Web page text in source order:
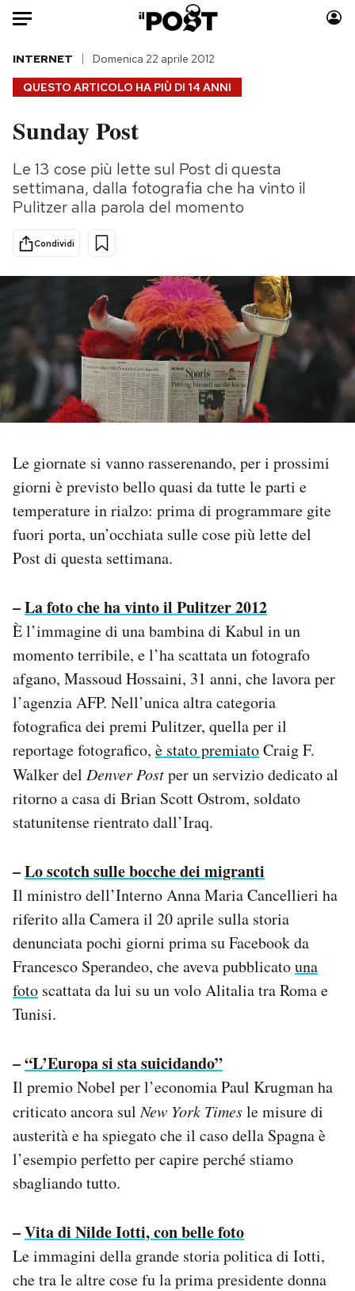
Auto
HOME
Italia
Politica
Tecnologia
Scienza
Consumismi
Storie/Idee
Altrecose
Mondiali calcio 2026
PODCAST
I MIEI PREFERITI
SHOP
AREA PERSONALE
Area Personale
Newsletter
Notifiche mobile
Regala il Post
Esci
QUESTO ARTICOLO HA PIÙ DI 14 ANNI
INTERNET Domenica 22 aprile 2012
Sunday Post
Le 13 cose più lette sul Post di questa
settimana, dalla fotografia che ha vinto il
Pulitzer alla parola del momento
Condividi
Le giornate si vanno rasserenando, per i prossimi
giorni è previsto bello quasi da tutte le parti e
temperature in rialzo: prima di programmare gite
fuori porta, un’occhiata sulle cose più lette del
Post di questa settimana.
–La foto che ha vinto il Pulitzer 2012
È l’immagine di una bambina di Kabul in un
momento terribile, e l’ha scattata un fotografo
afgano, Massoud Hossaini, 31 anni, che lavora per
l’agenzia AFP. Nell’unica altra categoria
fotografica dei premi Pulitzer, quella per il
reportage fotografico, è stato premiatoCraig F.
Walker del Denver Postper un servizio dedicato al
ritorno a casa di Brian Scott Ostrom, soldato
statunitense rientrato dall’Iraq.
–Lo scotch sulle bocche dei migranti
Il ministro dell’Interno Anna Maria Cancellieri ha
riferito alla Camera il 20 aprile sulla storia
denunciata pochi giorni prima su Facebook da
Francesco Sperandeo, che aveva pubblicatouna
foto scattata da lui su un volo Alitalia tra Roma e
Tunisi.
–“L’Europa si sta suicidando”
Il premio Nobel per l’economia Paul Krugman ha
criticato ancora sulNew York Timesle misure di
austerità e ha spiegato che il caso della Spagna è
l’esempio perfetto per capire perché stiamo
sbagliando tutto.
–Vita di Nilde Iotti, con belle foto
Le immagini della grande storia politica di Iotti,
che tra le altre cose fu la prima presidente donna